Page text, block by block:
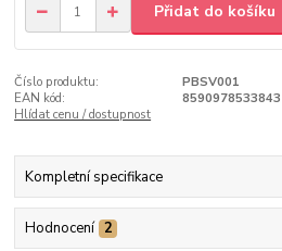
Přidat do košíku
Číslo produktu:
PBSV001
EAN kód:
8590978533843
Hlídat cenu / dostupnost
Kompletní specifikace
Hodnocení 2